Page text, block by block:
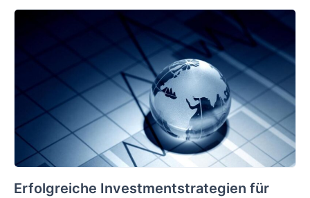
Erfolgreiche Investmentstrategien für